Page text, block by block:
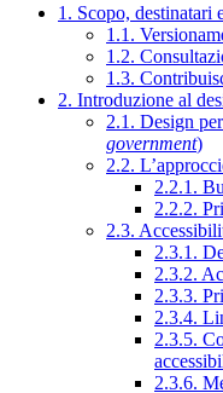
1. Scopo, destinatari
1.1.
1.2.
1.3.
2. Introduzione al
2.1. Design
government)
2.2.
2.2.1.
2.2.2.
2.3.
2.3.1.
2.3.2.
2.3.3.
2.3.4.
2.3.5.
2.3.6.